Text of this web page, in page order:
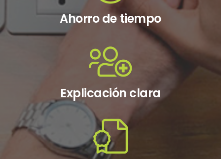
Ahorro de tiempo
Explicación clara